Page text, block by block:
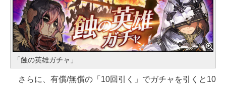
「蝕の英雄ガチャ」
さらに、有償/無償の「10回引く」でガチャを引くと10